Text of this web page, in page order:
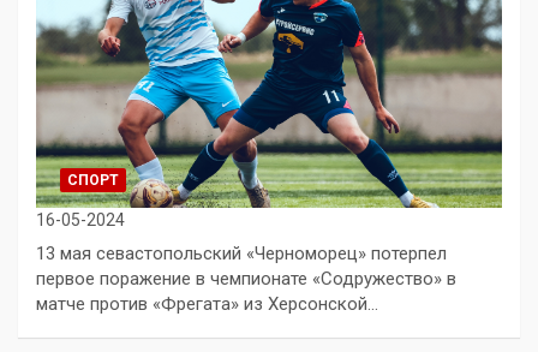
СПОРТ
16-05-2024
13 мая севастопольский «Черноморец» потерпел
первое поражение в чемпионате «Содружество» в
матче против «Фрегата» из Херсонской…